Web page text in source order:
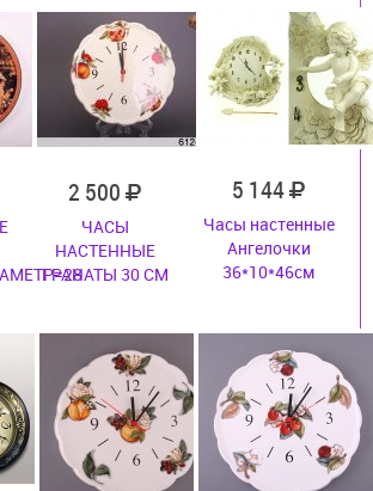
2 500
ЧАСЫ
НАСТЕННЫЕ
ГРАНАТЫ 30 СМ
5 144
Часы настенные
Ангелочки
36*10*46см